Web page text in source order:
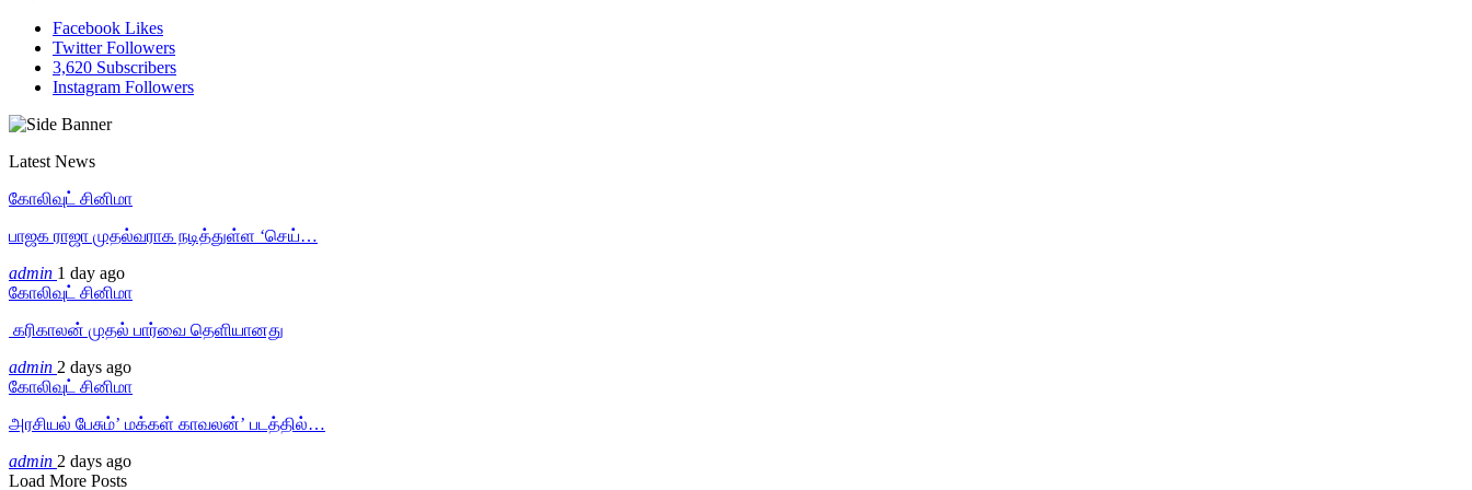
Facebook Likes
Twitter Followers
3,620 Subscribers
Instagram Followers
Latest News
கோலிவுட் சினிமா
பாஜக ராஜா முதல்வராக நடித்துள்ள ‘செய்…
admin 1 day ago
கோலிவுட் சினிமா
‎ கரிகாலன் முதல் பார்வை தெளியானது
admin 2 days ago
கோலிவுட் சினிமா
அரசியல் பேசும்’ மக்கள் காவலன்’ படத்தில்…
admin 2 days ago
Load More Posts